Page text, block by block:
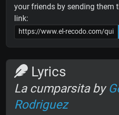
your friends by sending them
link:
Lyrics
La cumparsita by
Rodriguez